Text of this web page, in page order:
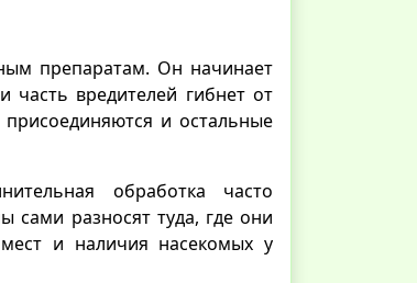
препаратам. Он начинает
часть вредителей гибнет от
и остальные
обработка часто
сами разносят туда, где они
и наличия насекомых у